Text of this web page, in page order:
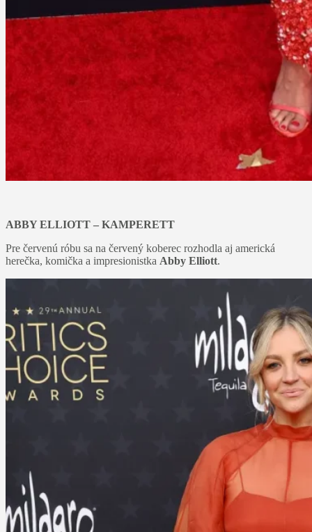
ABBY ELLIOTT – KAMPERETT
Pre červenú róbu sa na červený koberec rozhodla aj americká
herečka, komička a impresionistka Abby Elliott.